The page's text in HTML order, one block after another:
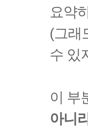
요약
(그래
수 있
이 부
아니